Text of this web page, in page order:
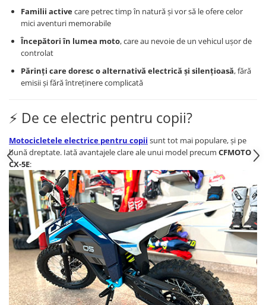
Familii activecare petrec timp în natură și vor să le ofere celor
mici aventuri memorabile
Începători în lumea moto, care au nevoie de un vehicul ușor de
controlat
Părinți care doresc o alternativă electrică și silențioasă, fără
emisii și fără întreținere complicată
⚡ De ce electric pentru copii?
Motocicletele electrice pentru copii sunt tot mai populare, și pe
bună dreptate. Iată avantajele clare ale unui model precum CFMOTO
CX-5E: